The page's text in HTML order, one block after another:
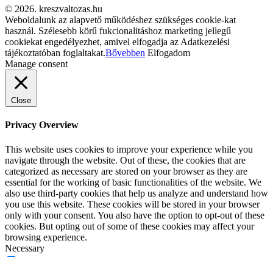
© 2026. kreszvaltozas.hu
Weboldalunk az alapvető működéshez szükséges cookie-kat
használ. Szélesebb körű fukcionalitáshoz marketing jellegű
cookiekat engedélyezhet, amivel elfogadja az Adatkezelési
tájékoztatóban foglaltakat.Bővebben Elfogadom
Manage consent
Close
Privacy Overview
This website uses cookies to improve your experience while you
navigate through the website. Out of these, the cookies that are
categorized as necessary are stored on your browser as they are
essential for the working of basic functionalities of the website. We
also use third-party cookies that help us analyze and understand how
you use this website. These cookies will be stored in your browser
only with your consent. You also have the option to opt-out of these
cookies. But opting out of some of these cookies may affect your
browsing experience.
Necessary